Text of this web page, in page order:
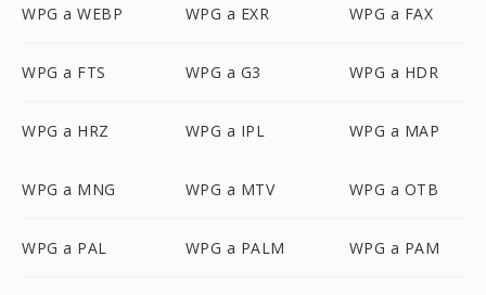
WPG a WEBP WPG a EXR WPG a FAX
WPG a FTS WPG a G3 WPG a HDR
WPG a HRZ WPG a IPL WPG a MAP
WPG a MNG WPG a MTV WPG a OTB
WPG a PAL WPG a PALM WPG a PAM